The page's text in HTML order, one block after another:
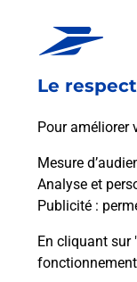
Le
Pour améliorer
Mesure
Analyse et
Publicité :
En cliquant sur